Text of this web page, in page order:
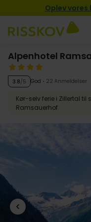
Oplev
Alpenhotel
3.8/5 God 22 Anmeldelser
Kør-selv ferie i Zillertal
Ramsauerhof